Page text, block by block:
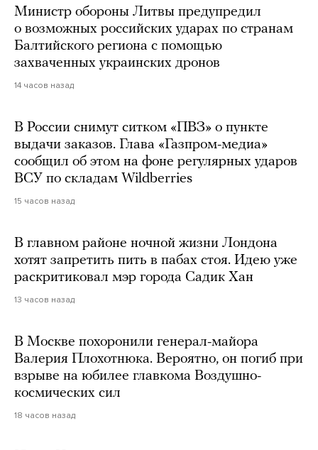
Министр обороны Литвы предупредил
о возможных российских ударах по странам
Балтийского региона с помощью
захваченных украинских дронов
14 часов назад
В России снимут ситком «ПВЗ» о пункте
выдачи заказов. Глава «Газпром-медиа»
сообщил об этом на фоне регулярных ударов
ВСУ по складам Wildberries
15 часов назад
В главном районе ночной жизни Лондона
хотят запретить пить в пабах стоя. Идею уже
раскритиковал мэр города Садик Хан
13 часов назад
В Москве похоронили генерал-майора
Валерия Плохотнюка. Вероятно, он погиб при
взрыве на юбилее главкома Воздушно-
космических сил
18 часов назад